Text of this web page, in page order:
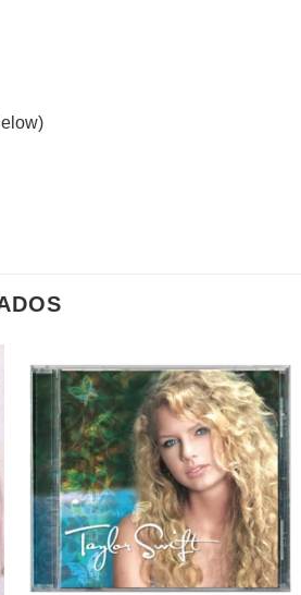
Adicionar
a lista de
desejos